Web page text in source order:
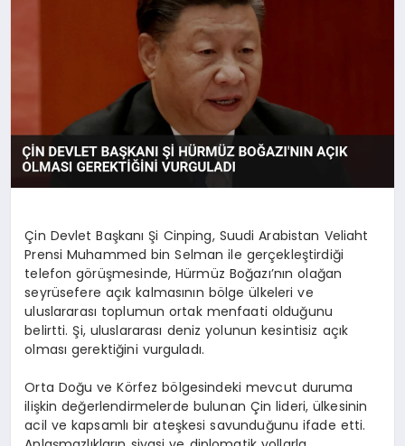
TEKNOLOJI
Çin Devlet Başkanı Şi Cinping, Suudi Arabistan Veliaht
Prensi Muhammed bin Selman ile gerçekleştirdiği
telefon görüşmesinde, Hürmüz Boğazı’nın olağan
seyrüsefere açık kalmasının bölge ülkeleri ve
uluslararası toplumun ortak menfaati olduğunu
belirtti. Şi, uluslararası deniz yolunun kesintisiz açık
olması gerektiğini vurguladı.
Orta Doğu ve Körfez bölgesindeki mevcut duruma
ilişkin değerlendirmelerde bulunan Çin lideri, ülkesinin
acil ve kapsamlı bir ateşkesi savunduğunu ifade etti.